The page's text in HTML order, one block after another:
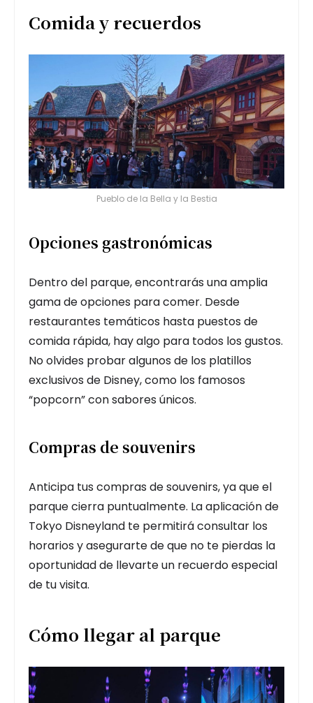
Comida y recuerdos
Pueblo de la Bella y la Bestia
Opciones gastronómicas
Dentro del parque, encontrarás una amplia
gama de opciones para comer. Desde
restaurantes temáticos hasta puestos de
comida rápida, hay algo para todos los gustos.
No olvides probar algunos de los platillos
exclusivos de Disney, como los famosos
“popcorn” con sabores únicos.
Compras de souvenirs
Anticipa tus compras de souvenirs, ya que el
parque cierra puntualmente. La aplicación de
Tokyo Disneyland te permitirá consultar los
horarios y asegurarte de que no te pierdas la
oportunidad de llevarte un recuerdo especial
de tu visita.
Cómo llegar al parque